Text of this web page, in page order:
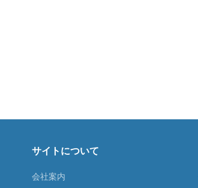
サイトについて
会社案内